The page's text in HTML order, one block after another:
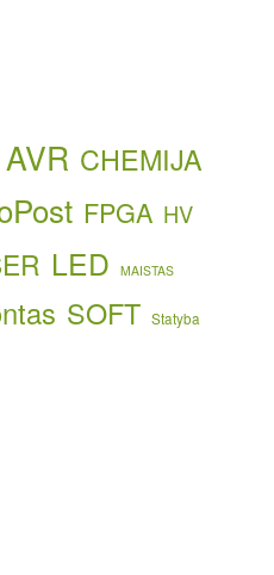
AVR CHEMIJA
FPGA HV
LED MAISTAS
SOFT Statyba